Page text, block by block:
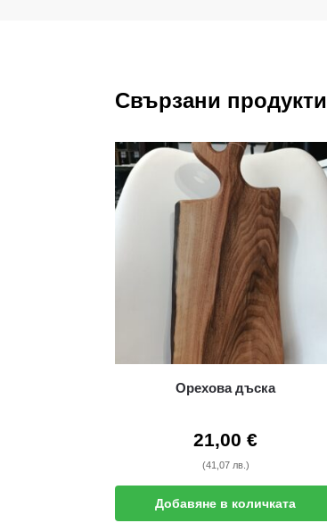
Свързани продукти
Орехова дъска
21,00€
(41,07 лв.)
Добавяне в количката